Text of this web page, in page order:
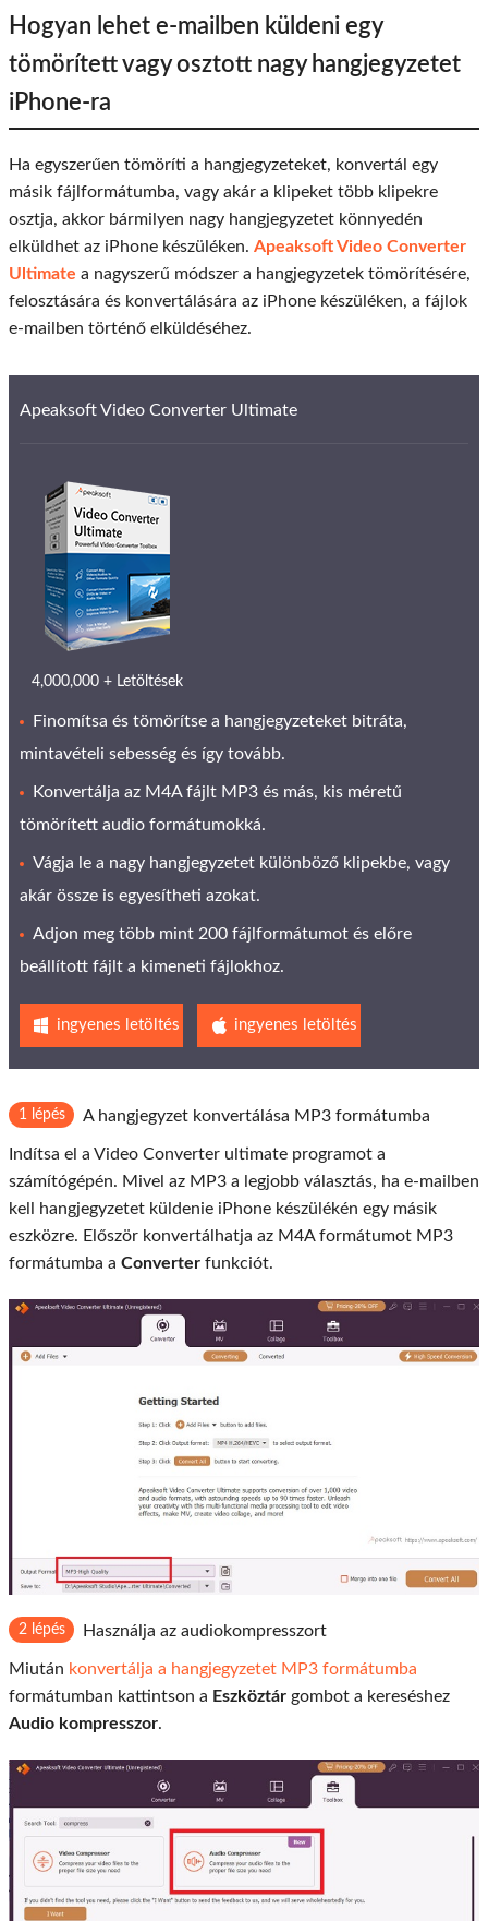
Hogyan lehet e-mailben küldeni egy
tömörített vagy osztott nagy hangjegyzetet
iPhone-ra
Ha egyszerűen tömöríti a hangjegyzeteket, konvertál egy
másik fájlformátumba, vagy akár a klipeket több klipekre
osztja, akkor bármilyen nagy hangjegyzetet könnyedén
elküldhet az iPhone készüléken. Apeaksoft Video Converter
Ultimate a nagyszerű módszer a hangjegyzetek tömörítésére,
felosztására és konvertálására az iPhone készüléken, a fájlok
e-mailben történő elküldéséhez.
Apeaksoft Video Converter Ultimate
4,000,000 + Letöltések
Finomítsa és tömörítse a hangjegyzeteket bitráta,
mintavételi sebesség és így tovább.
Konvertálja az M4A fájlt MP3 és más, kis méretű
tömörített audio formátumokká.
Vágja le a nagy hangjegyzetet különböző klipekbe, vagy
akár össze is egyesítheti azokat.
Adjon meg több mint 200 fájlformátumot és előre
beállított fájlt a kimeneti fájlokhoz.
ingyenes letöltés ingyenes letöltés
1 lépés A hangjegyzet konvertálása MP3 formátumba
Indítsa el a Video Converter ultimate programot a
számítógépén. Mivel az MP3 a legjobb választás, ha e-mailben
kell hangjegyzetet küldenie iPhone készülékén egy másik
eszközre. Először konvertálhatja az M4A formátumot MP3
formátumba a Converter funkciót.
2 lépés Használja az audiokompresszort
Miután konvertálja a hangjegyzetet MP3 formátumba
formátumban kattintson a Eszköztár gombot a kereséshez
Audio kompresszor.